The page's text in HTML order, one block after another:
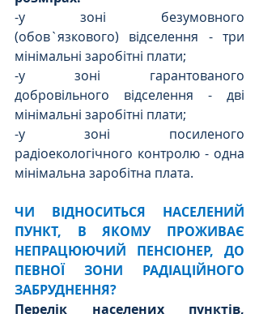
-у зоні безумовного
(обов`язкового) відселення - три
мінімальні заробітні плати;
-у зоні гарантованого
добровільного відселення - дві
мінімальні заробітні плати;
-у зоні посиленого
радіоекологічного контролю - одна
мінімальна заробітна плата.
ЧИ ВІДНОСИТЬСЯ НАСЕЛЕНИЙ
ПУНКТ, В ЯКОМУ ПРОЖИВАЄ
НЕПРАЦЮЮЧИЙ ПЕНСІОНЕР, ДО
ПЕВНОЇ ЗОНИ РАДІАЦІЙНОГО
ЗАБРУДНЕННЯ?
Перелік населених пунктів,